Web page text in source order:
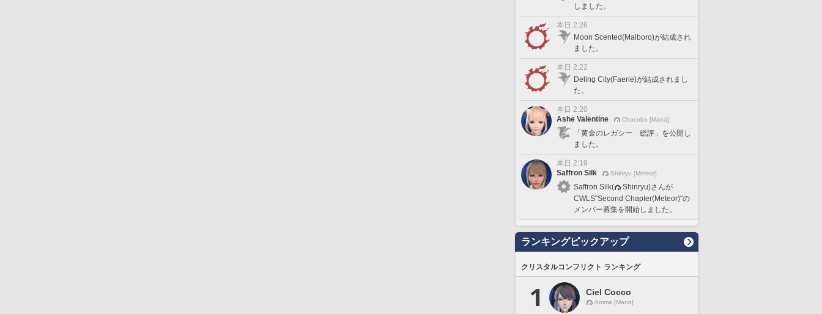
しました。
本日 2:26
Moon Scented(Malboro)が結成され
ました。
本日 2:22
Deling City(Faerie)が結成されまし
た。
本日 2:20
Ashe Valentine
Chocobo [Mana]
「黄金のレガシー 総評」を公開し
ました。
本日 2:19
Saffron Silk
Shinryu [Meteor]
Saffron Silk(
Shinryu)さんが
CWLS"Second Chapter(Meteor)"の
メンバー募集を開始しました。
ランキングピックアップ
クリスタルコンフリクト ランキング
1 Ciel Cocco
Anima [Mana]